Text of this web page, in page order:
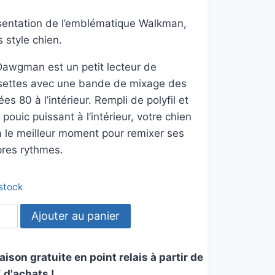
de l’emblématique Walkman,
style chien.
est un petit lecteur de
avec une bande de mixage des
80 à l’intérieur. Rempli de polyfil et
pouic puissant à l’intérieur, votre chien
le meilleur moment pour remixer ses
rythmes.
Ajouter au panier
gratuite en point relais à partir de